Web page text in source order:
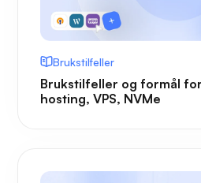
Brukstilfeller
Brukstilfeller og formål
hosting, VPS, NVMe